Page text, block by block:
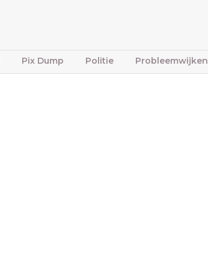
Pix Dump Politie Probleemwijken